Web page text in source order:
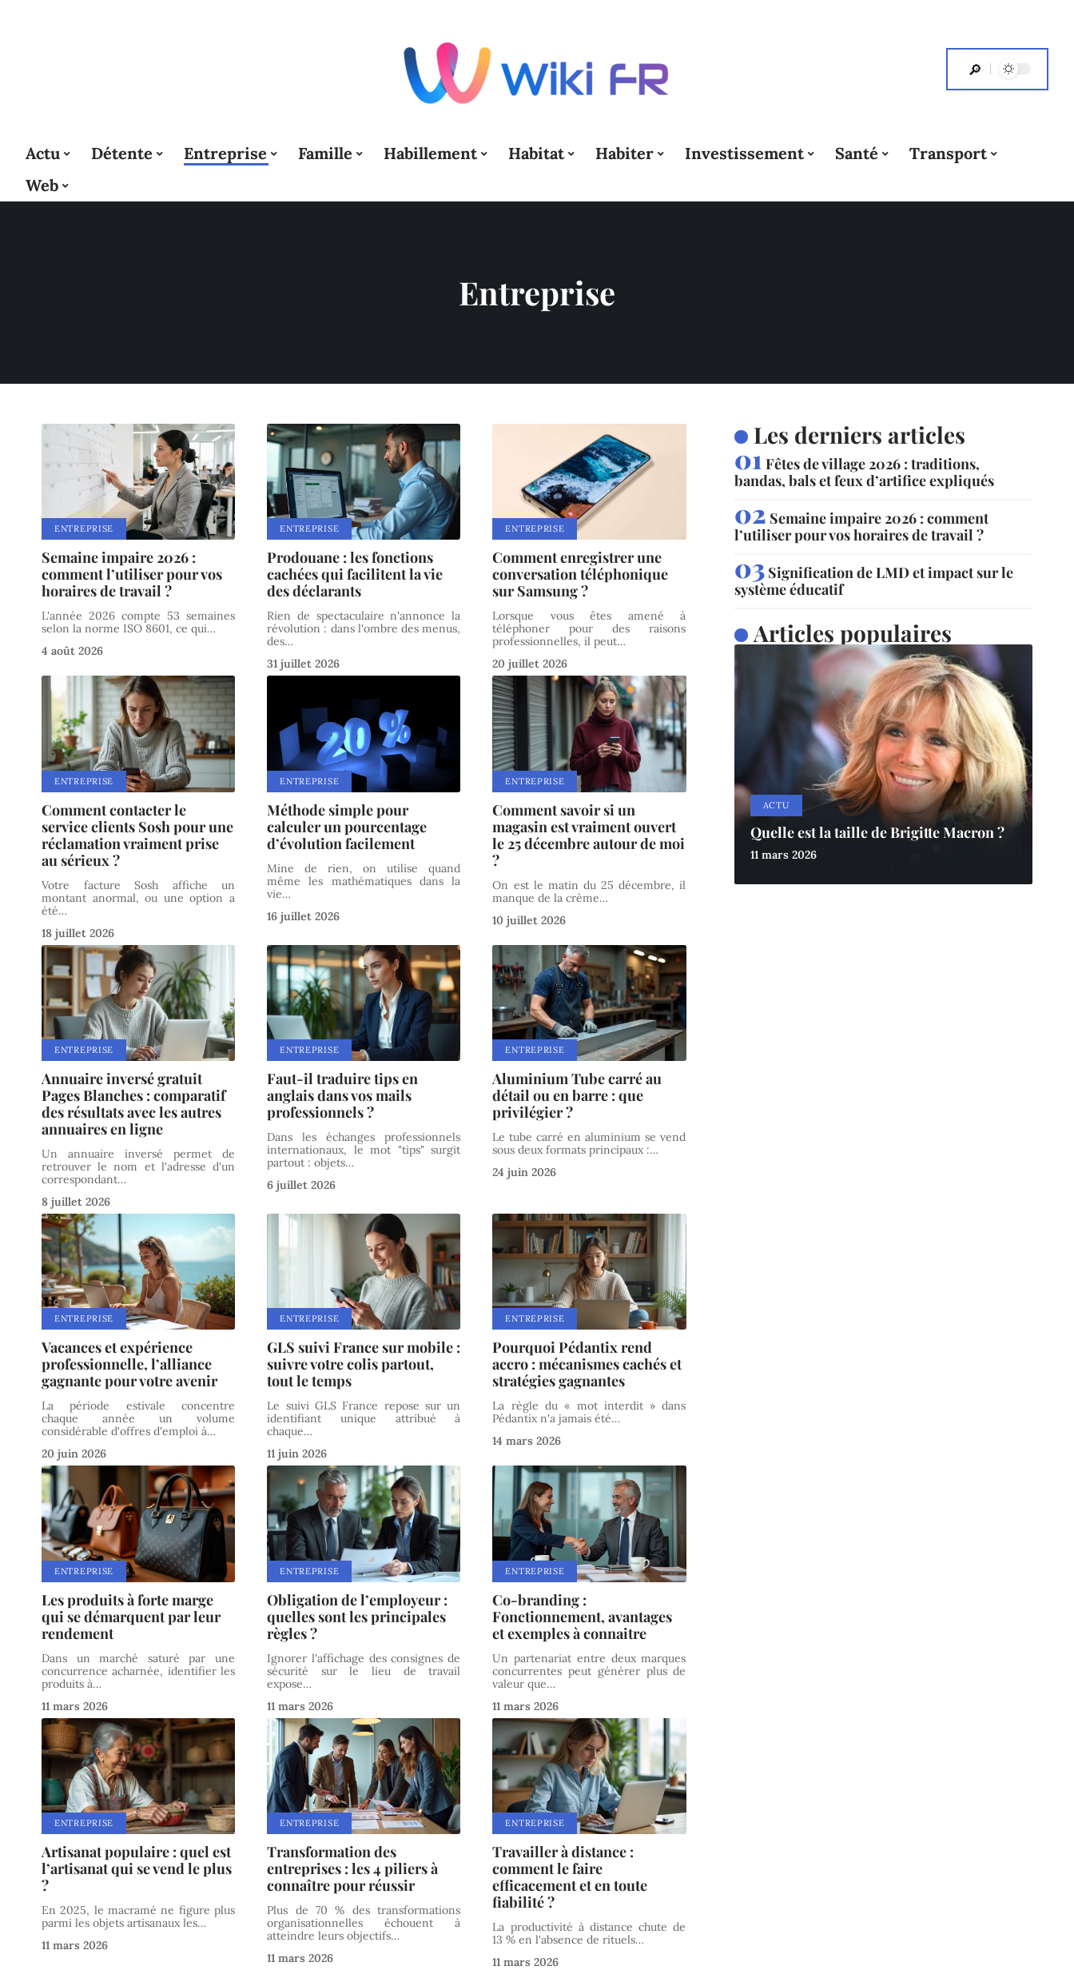
Actu Détente Entreprise Famille Habillement Habitat Habiter Investissement Santé
Transport
Web
Entreprise
ENTREPRISE
Semaine impaire 2026 :
comment l’utiliser pour vos
horaires de travail ?
L'année 2026 compte 53 semaines
selon la norme ISO 8601, ce qui…
4 août 2026
ENTREPRISE
Prodouane : les fonctions
cachées qui facilitent la vie
des déclarants
Rien de spectaculaire n'annonce la
révolution : dans l'ombre des menus,
des…
31 juillet 2026
ENTREPRISE
Comment enregistrer une
conversation téléphonique
sur Samsung ?
Lorsque vous êtes amené à
téléphoner pour des raisons
professionnelles, il peut…
20 juillet 2026
ENTREPRISE
Comment contacter le
service clients Sosh pour une
réclamation vraiment prise
au sérieux ?
Votre facture Sosh affiche un
montant anormal, ou une option a
été…
18 juillet 2026
ENTREPRISE
Méthode simple pour
calculer un pourcentage
d’évolution facilement
Mine de rien, on utilise quand
même les mathématiques dans la
vie…
16 juillet 2026
ENTREPRISE
Comment savoir si un
magasin est vraiment ouvert
le 25 décembre autour de moi
?
On est le matin du 25 décembre, il
manque de la crème…
10 juillet 2026
ENTREPRISE
Annuaire inversé gratuit
Pages Blanches : comparatif
des résultats avec les autres
annuaires en ligne
Un annuaire inversé permet de
retrouver le nom et l'adresse d'un
correspondant…
8 juillet 2026
ENTREPRISE
Faut-il traduire tips en
anglais dans vos mails
professionnels ?
Dans les échanges professionnels
internationaux, le mot "tips" surgit
partout : objets…
6 juillet 2026
ENTREPRISE
Aluminium Tube carré au
détail ou en barre : que
privilégier ?
Le tube carré en aluminium se vend
sous deux formats principaux :…
24 juin 2026
ENTREPRISE
Vacances et expérience
professionnelle, l’alliance
gagnante pour votre avenir
La période estivale concentre
chaque année un volume
considérable d'offres d'emploi à…
20 juin 2026
ENTREPRISE
GLS suivi France sur mobile :
suivre votre colis partout,
tout le temps
Le suivi GLS France repose sur un
identifiant unique attribué à
chaque…
11 juin 2026
ENTREPRISE
Pourquoi Pédantix rend
accro : mécanismes cachés et
stratégies gagnantes
La règle du « mot interdit » dans
Pédantix n'a jamais été…
14 mars 2026
ENTREPRISE
Les produits à forte marge
qui se démarquent par leur
rendement
Dans un marché saturé par une
concurrence acharnée, identifier les
produits à…
11 mars 2026
ENTREPRISE
Obligation de l’employeur :
quelles sont les principales
règles ?
Ignorer l'affichage des consignes de
sécurité sur le lieu de travail
expose…
11 mars 2026
ENTREPRISE
Co-branding :
Fonctionnement, avantages
et exemples à connaitre
Un partenariat entre deux marques
concurrentes peut générer plus de
valeur que…
11 mars 2026
ENTREPRISE
Artisanat populaire : quel est
l’artisanat qui se vend le plus
?
En 2025, le macramé ne figure plus
parmi les objets artisanaux les…
11 mars 2026
ENTREPRISE
Transformation des
entreprises : les 4 piliers à
connaître pour réussir
Plus de 70 % des transformations
organisationnelles échouent à
atteindre leurs objectifs…
11 mars 2026
ENTREPRISE
Travailler à distance :
comment le faire
efficacement et en toute
fiabilité ?
La productivité à distance chute de
13 % en l'absence de rituels…
11 mars 2026
Les derniers articles
Fêtes de village 2026 : traditions,
bandas, bals et feux d’artifice expliqués
Semaine impaire 2026 : comment
l’utiliser pour vos horaires de travail ?
Signification de LMD et impact sur le
système éducatif
Articles populaires
ACTU
Quelle est la taille de Brigitte Macron ?
11 mars 2026